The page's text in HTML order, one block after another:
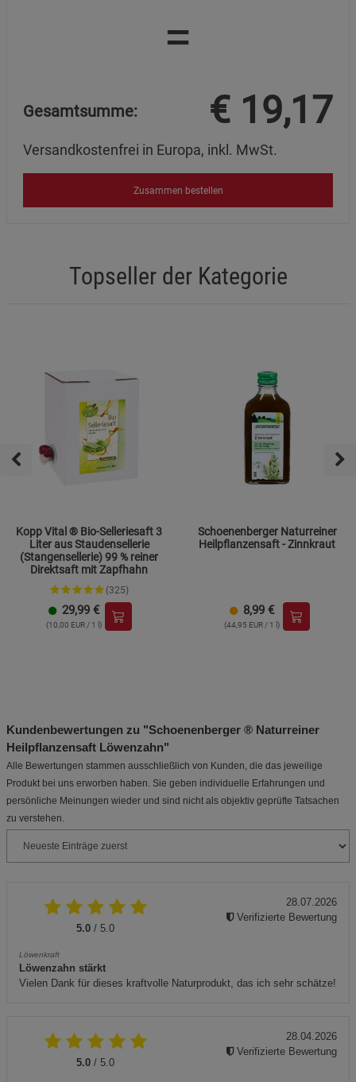
=
Gesamtsumme: € 19,17
Versandkostenfrei in Europa, inkl. MwSt.
Zusammen bestellen
Topseller der Kategorie
Kopp Vital ® Bio-Selleriesaft 3
Liter aus Staudensellerie
(Stangensellerie) 99 % reiner
Direktsaft mit Zapfhahn
(325)
29,99 €
(10,00 EUR / 1 l)
Schoenenberger Naturreiner
Heilpflanzensaft - Zinnkraut
8,99 €
(44,95 EUR / 1 l)
Kundenbewertungen zu "Schoenenberger ® Naturreiner
Heilpflanzensaft Löwenzahn"
Alle Bewertungen stammen ausschließlich von Kunden, die das jeweilige
Produkt bei uns erworben haben. Sie geben individuelle Erfahrungen und
persönliche Meinungen wieder und sind nicht als objektiv geprüfte Tatsachen
zu verstehen.
5.0 / 5.0
Löwenkraft
Löwenzahn stärkt
Vielen Dank für dieses kraftvolle Naturprodukt, das ich sehr schätze!
28.07.2026
Verifizierte Bewertung
5.0 / 5.0
28.04.2026
Verifizierte Bewertung